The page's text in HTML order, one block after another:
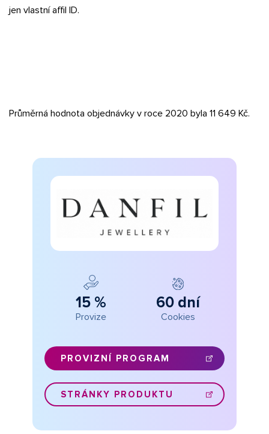
jen vlastní affil ID.
Průměrná hodnota objednávky v roce 2020 byla 11 649 Kč.
15 %
Provize
60 dní
Cookies
PROVIZNÍ PROGRAM
STRÁNKY PRODUKTU